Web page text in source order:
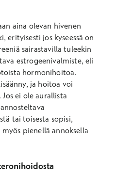
aina olevan hivenen
erityisesti jos kyseessä on
sairastavilla tuleekin
estrogeenivalmiste, eli
hormonihoitoa.
ja hoitoa voi
ei ole aurallista
tai toisesta sopisi,
pienellä annoksella